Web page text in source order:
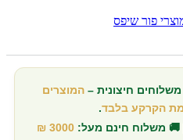
פור שיפס
חיצונית –המוצרים
הקרקע בלבד.
🚚 משלוח חינם מעל: 3000 ₪